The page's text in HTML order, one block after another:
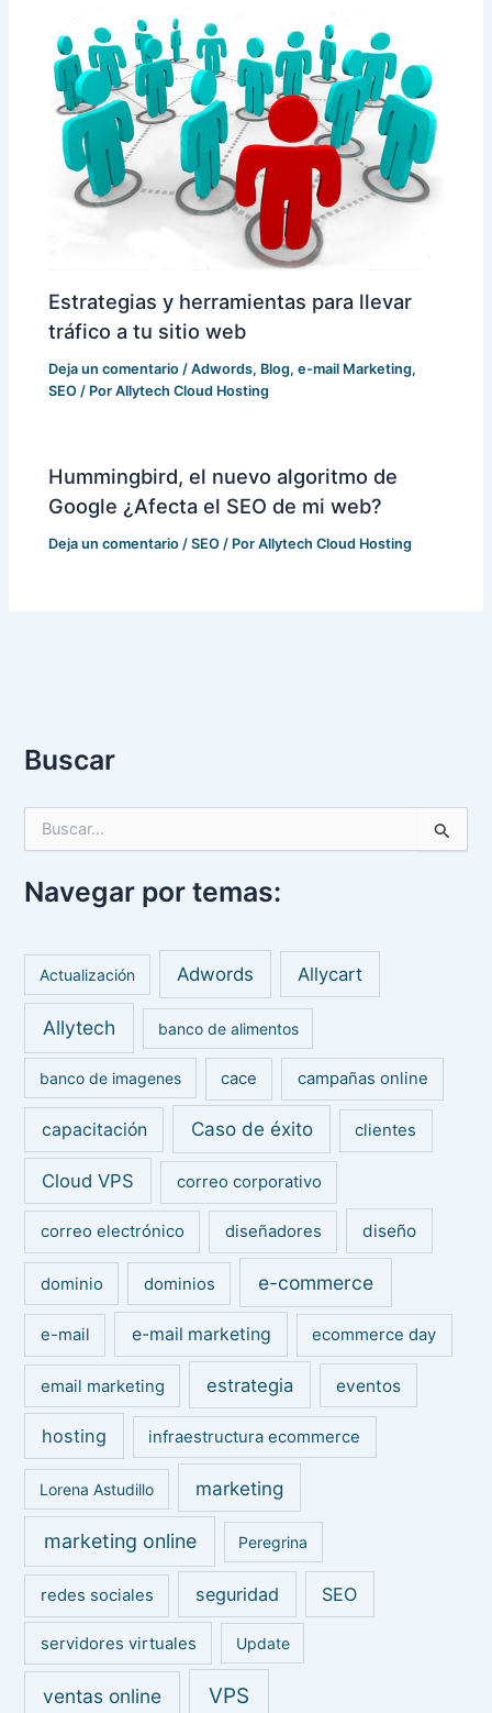
Estrategias y herramientas para llevar
tráfico a tu sitio web
Deja un comentario /Adwords, Blog,e-mail Marketing,
SEO / PorAllytech Cloud Hosting
Hummingbird, el nuevo algoritmo de
Google ¿Afecta el SEO de mi web?
Deja un comentario /SEO / PorAllytech Cloud Hosting
Buscar
u
c
p
r
Navegar por temas:
Actualización Adwords Allycart
Allytech banco de alimentos
banco de imagenes cace campañas online
capacitación Caso de éxito clientes
Cloud VPS correo corporativo
correo electrónico diseñadores diseño
dominio dominios e-commerce
e-mail e-mail marketing ecommerce day
email marketing estrategia eventos
hosting infraestructura ecommerce
Lorena Astudillo marketing
marketing online Peregrina
redes sociales seguridad SEO
servidores virtuales Update
ventas online VPS